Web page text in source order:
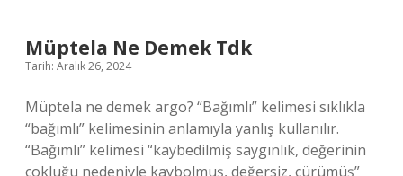
Müptela Ne Demek Tdk
Tarih: Aralık 26, 2024
Müptela ne demek argo? “Bağımlı” kelimesi sıklıkla
“bağımlı” kelimesinin anlamıyla yanlış kullanılır.
“Bağımlı” kelimesi “kaybedilmiş saygınlık, değerinin
çokluğu nedeniyle kaybolmuş, değersiz, çürümüş”